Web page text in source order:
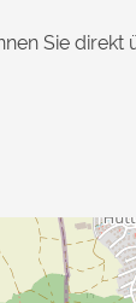
Sie direkt